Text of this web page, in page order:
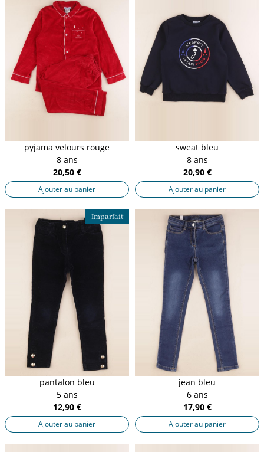
pyjama velours rouge
8 ans
20,50 €
Ajouter au panier
sweat bleu
8 ans
20,90 €
Ajouter au panier
Imparfait
pantalon bleu
5 ans
12,90 €
Ajouter au panier
jean bleu
6 ans
17,90 €
Ajouter au panier